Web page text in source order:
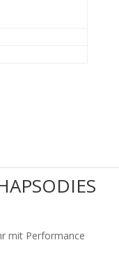
mit Performance